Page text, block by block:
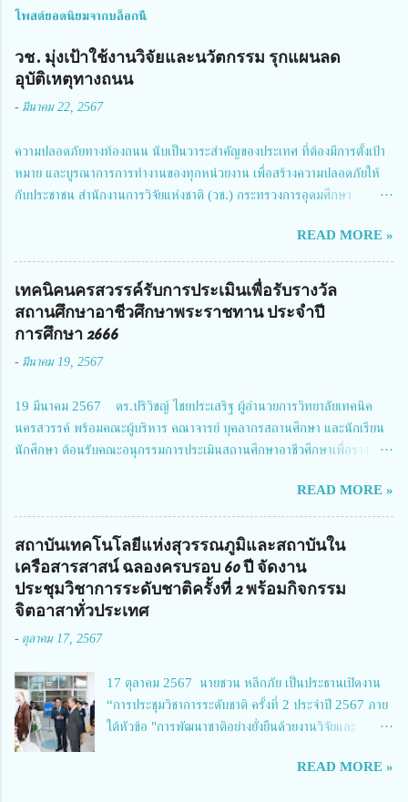
โพสต์ยอดนิยมจากบล็อกนี้
วช. มุ่งเป้าใช้งานวิจัยและนวัตกรรม รุกแผนลด
อุบัติเหตุทางถนน
- มีนาคม 22, 2567
ความปลอดภัยทางท้องถนน นับเป็นวาระสำคัญของประเทศ ที่ต้องมีการตั้งเป้า
หมาย และบูรณาการการทำงานของทุกหน่วยงาน เพื่อสร้างความปลอดภัยให้
กับประชาชน สำนักงานการวิจัยแห่งชาติ (วช.) กระทรวงการอุดมศึกษา
สมาคมวิศวกรรมชีวการแพทย์ไทย จัดการประชุมเผยแพร่ผลการดำเนินงาน
โครงการการวิจัยเชิงปฏิบัติการโดยบูรณาการทุกภาคส่วน เพื่อลดอุบัติเหตุและ
การเสียชีวิตให้สอดคล้องกับเป้าหมายแผนแม่บทฉบับที่ 5 ในวันที่ 22 มีนาคม
2567 โดยมี ดร.วิภารัตน์ ดีอ่อง ผู้อำนวยการสำนักงานการวิจัยแห่งชาติ เป็น
ประธานในพิธีเปิดพร้อมให้นโยบายการผลักดันงานวิจัยเพื่อความปลอดภัยทาง
การประชุมในครั้งนี้ นางสาวสตตกมล เกียรติพานิช ผู้อำนวยการกองบริหารทุน
Richmond Stylish Convention Hotel จังหวัดนนทบุรี ดร.วิภารัตน์ ดีอ่อง
ผู้อำนวยการสำนักงานการวิจัยแห่งชาติ กล่าวว่า วช. ในฐานะหน่วยงานบริหาร
จัดการทุนวิจัยและนวัตกรรมได้เล็งเห็นถึงความสำคัญของกา...
READ MORE »
เทคนิคนครสวรรค์รับการประเมินเพื่อรับรางวัล
สถานศึกษาอาชีวศึกษาพระราชทาน ประจำปี
การศึกษา 2666
- มีนาคม 19, 2567
19 มีนาคม 2567 ดร.ปริวิชญ์ ไชยประเสริฐ ผู้อำนวยการวิทยาลัยเทคนิค
นครสวรรค์ พร้อมคณะผู้บริหาร คณาจารย์ บุคลากรสถานศึกษา และนักเรียน
นักศึกษา ต้อนรับคณะอนุกรรมการประเมินสถานศึกษาอาชีวศึกษาเพื่อรางวัล
นายจักรภพ เนวะมาตย์ ผู้อำนวยการวิทยาลัยเทคนิคตาก ประธานคณะอนุกร
รมการฯ 1.นายวณิชา คณะใน ผู้ทรงคุณวุฒิ 2.นายภัทธาวุธ โพธา ผู้อำนวย
การวิทยาลัยสารพัดช่างกำแพงเพชร 3.นางสาวหัตถาภรณ์ เสาร์เรือน ผู้อำนวย
การวิทยาลัยการอาชีพบ้านตาก 4.นางเพ็ญศรี ขุนทอง ผู้อำนวยการวิทยาลัย
การอาชีพรัตนประสิทธิ์วิทย์ 5.นายธเนศ คงวังทอง ผู้อำนวยการวิทยาลัย
เกษตรและเทคโนโลยีพิจิตร 6.นายชัยณรงค์ คชมาตย์ ผู้อำนวยการวิทยาลัย
8.นายณัฐกฤต ภูทวี รองผู้อำนวยการวิทยาลัยเทคนิคตาก นายจักรภพ กล่าว
ว่า วิทยาลัยเทคนิคนครสวรรค์เป็นสถานศึกษาขนาดใหญ่พิเศษ มีความเป็นมาที่
ยาวนาน มีบุคลากร นักเรียน นักศึกษาจำนวนมาก ต้องการควา...
READ MORE »
สถาบันเทคโนโลยีแห่งสุวรรณภูมิและสถาบันใน
เครือสารสาสน์ ฉลองครบรอบ 60 ปี จัดงาน
ประชุมวิชาการระดับชาติครั้งที่ 2 พร้อมกิจกรรม
จิตอาสาทั่วประเทศ
- ตุลาคม 17, 2567
17 ตุลาคม 2567 นายชวน หลีกภัย เป็นประธานเปิดงาน
“การประชุมวิชาการระดับชาติ ครั้งที่ 2 ประจำปี 2567 ภาย
ใต้หัวข้อ "การพัฒนาชาติอย่างยั่งยืนด้วยงานวิจัยและ
Technology National Conference 2024: 'Towards
READ MORE »